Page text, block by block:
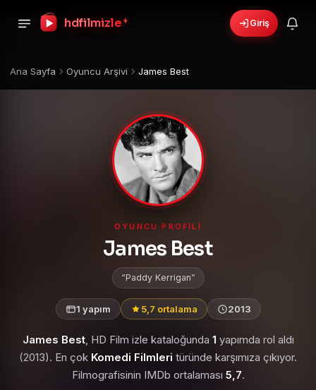
hdfilmizle + Giriş
Ana Sayfa Oyuncu Arşivi James Best
OYUNCU PROFILI
James Best
Paddy Kerrigan
1 yapım 5,7 ortalama 2013
James Best, HD Film izle kataloğunda 1 yapımda rol aldı
(2013). En çok Komedi Filmleri türünde karşımıza çıkıyor.
Filmografisinin IMDb ortalaması 5,7.